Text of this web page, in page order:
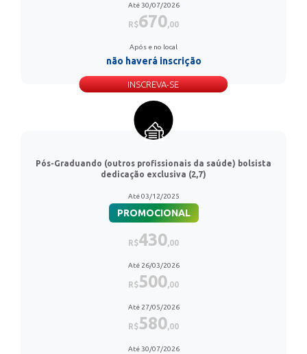
Até 30/07/2026
R$670,00
Após e no local
não haverá inscrição
INSCREVA-SE
Pós-Graduando (outros profissionais da saúde) bolsista
dedicação exclusiva (2,7)
Até 03/12/2025
PROMOCIONAL
R$430,00
Até 26/03/2026
R$500,00
Até 27/05/2026
R$580,00
Até 30/07/2026